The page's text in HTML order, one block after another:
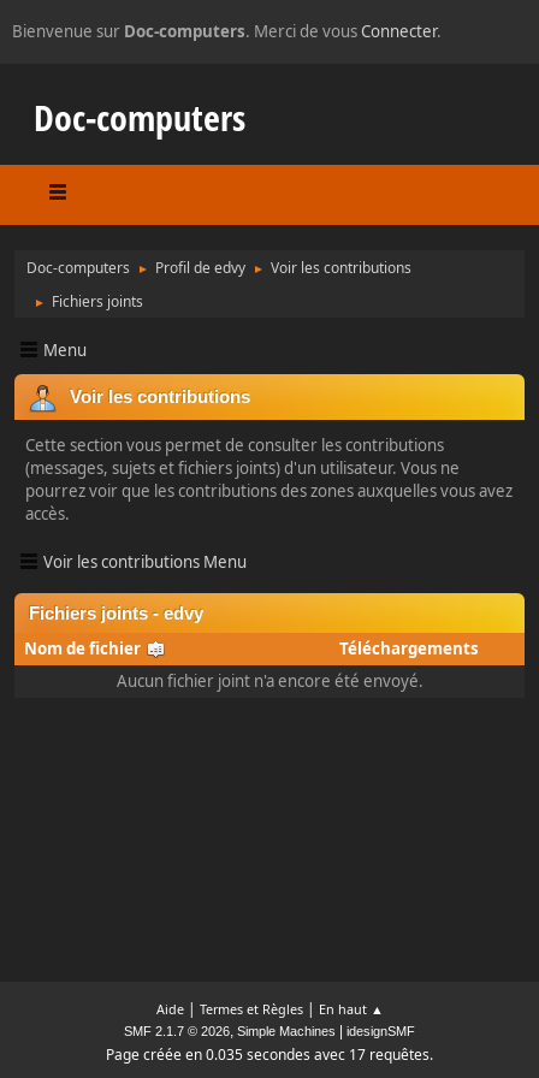
Bienvenue sur Doc-computers. Merci de vousConnecter.
Doc-computers
Doc-computers ► Profil de edvy ► Voir les contributions
► Fichiers joints
Menu
Voir les contributions
Cette section vous permet de consulter les contributions
(messages, sujets et fichiers joints) d'un utilisateur. Vous ne
pourrez voir que les contributions des zones auxquelles vous avez
accès.
Voir les contributions Menu
Fichiers joints - edvy
Nom de fichier
Téléchargements
Aucun fichier joint n'a encore été envoyé.
Aide| Termes et Règles| En haut ▲
SMF 2.1.7 © 2026, Simple Machines idesignSMF
Page créée en 0.035 secondes avec 17 requêtes.